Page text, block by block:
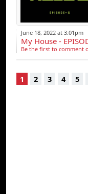
June 18, 2022 at 3:01pm
My House -
Be the first to comment
1 2 3 4 5